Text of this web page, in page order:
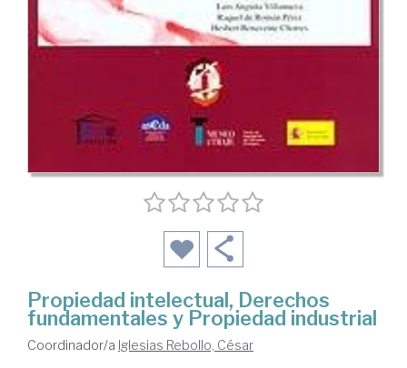
Propiedad intelectual, Derechos
fundamentales y Propiedad industrial
Coordinador/a Iglesias Rebollo, César